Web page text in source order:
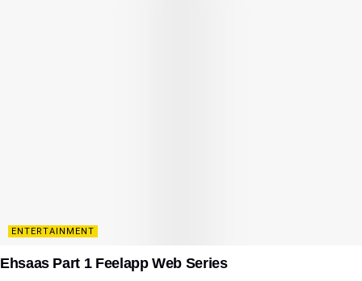
ENTERTAINMENT
Ehsaas Part 1 Feelapp Web Series